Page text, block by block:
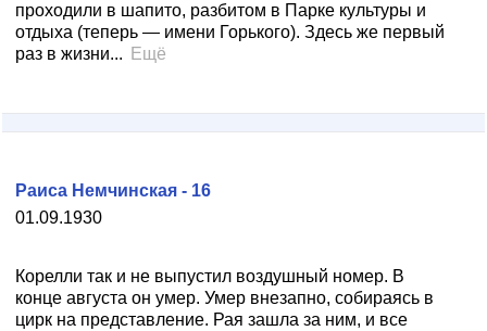
проходили в шапито, разбитом в Парке культуры и
отдыха (теперь — имени Горького). Здесь же первый
раз в жизни...
Ещё
01.09.1930
Раиса Немчинская - 16
Корелли так и не выпустил воздушный номер. В
конце августа он умер. Умер внезапно, собираясь в
цирк на представление. Рая зашла за ним, и все